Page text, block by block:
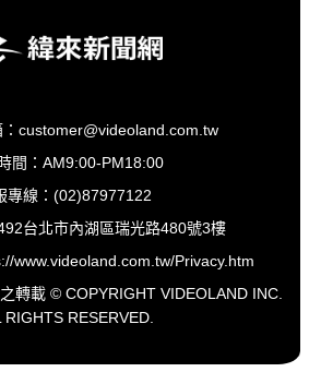
customer@videoland.com.tw
間：AM9:00-PM18:00
專線：(02)87977122
台北市內湖區瑞光路480號3樓
www.videoland.com.tw/Privacy.htm
轉載 © COPYRIGHT VIDEOLAND INC.
RIGHTS RESERVED.